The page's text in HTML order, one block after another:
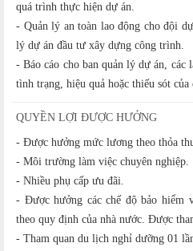
quá trình thực hiện dự án.
- Quản lý an toàn lao động cho đội
lý dự án đầu tư xây dựng công trình.
- Báo cáo cho ban quản lý dự án, các
tình trạng, hiệu quả hoặc thiếu sót của
QUYỀN LỢI ĐƯỢC HƯỞNG
- Được hưởng mức lương theo thỏa
- Môi trường làm việc chuyên nghiệp.
- Nhiều phụ cấp ưu đãi.
- Được hưởng các chế độ bảo hiểm
theo quy định của nhà nước. Được
- Tham quan du lịch nghỉ dưỡng 01